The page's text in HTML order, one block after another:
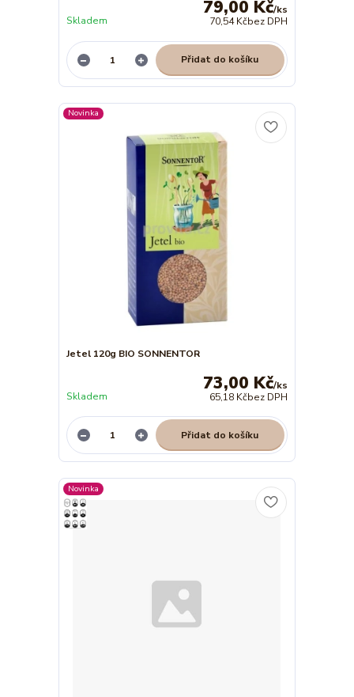
79,00 Kč/ks
70,54 Kčbez DPH
Skladem
Přidat do košíku
Novinka
Jetel 120g BIO SONNENTOR
73,00 Kč/ks
65,18 Kčbez DPH
Skladem
Přidat do košíku
Novinka